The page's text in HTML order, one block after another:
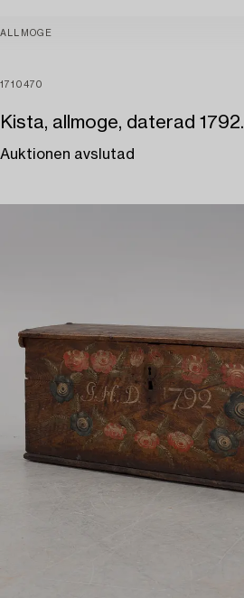
ALLMOGE
1710470
Kista, allmoge, daterad 1792.
Auktionen avslutad